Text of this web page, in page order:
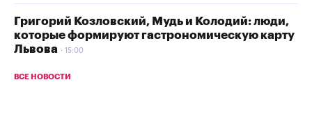
Григорий Козловский, Мудь и Колодий: люди,
которые формируют гастрономическую карту
Львова
15:00
ВСЕ НОВОСТИ